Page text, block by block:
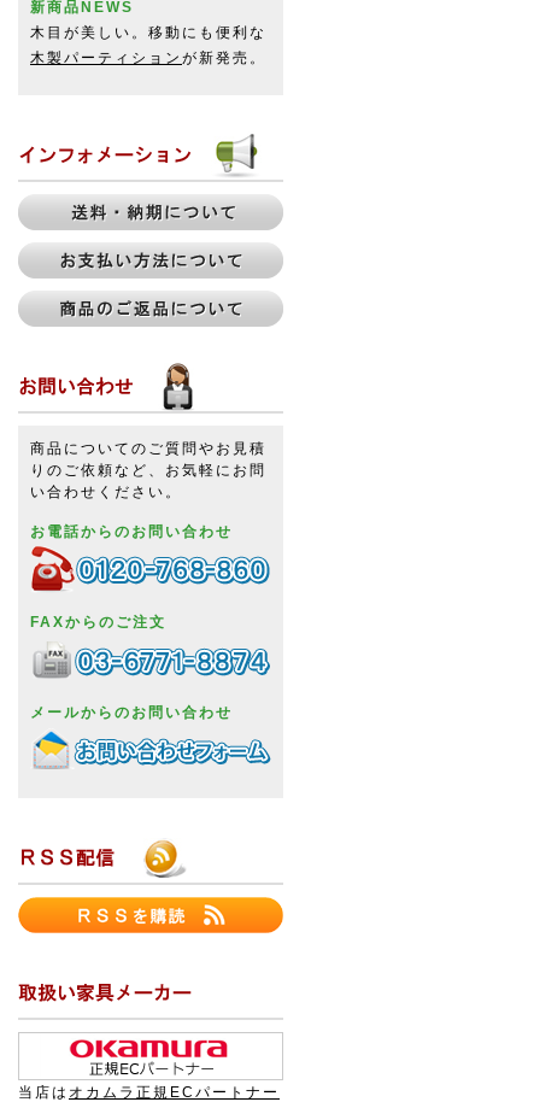
新商品NEWS
木目が美しい。移動にも便利な
木製パーティション が新発売。
商品についてのご質問やお見積
りのご依頼など、お気軽にお問
い合わせください。
お電話からのお問い合わせ
FAXからのご注文
メールからのお問い合わせ
当店は オカムラ正規ECパートナー